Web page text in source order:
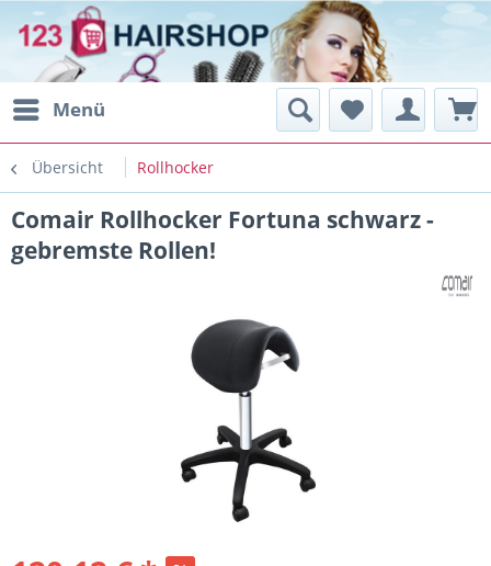
Menü
Übersicht Rollhocker
Comair Rollhocker Fortuna schwarz -
gebremste Rollen!